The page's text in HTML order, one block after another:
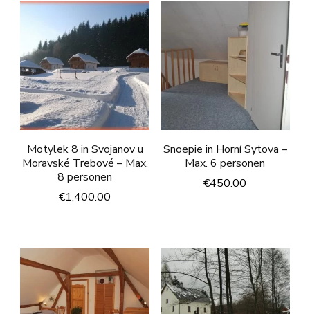
Motylek 8 in Svojanov u
Moravské Trebové – Max.
8 personen
€1,400.00
Snoepie in Horní Sytova –
Max. 6 personen
€450.00